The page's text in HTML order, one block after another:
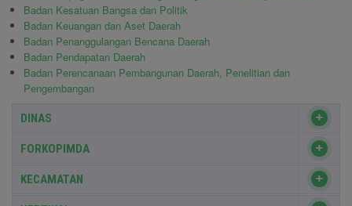
Badan Kesatuan Bangsa dan Politik
Badan Keuangan dan Aset Daerah
Badan Penanggulangan Bencana Daerah
Badan Pendapatan Daerah
Badan Perencanaan Pembangunan Daerah, Penelitian dan
Pengembangan
DINAS
FORKOPIMDA
KECAMATAN